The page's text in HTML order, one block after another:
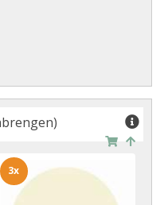
3x